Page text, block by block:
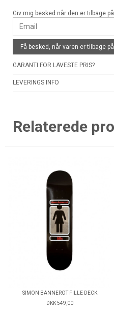
Giv mig besked når den er tilbage
Få besked, når varen er tilbage
GARANTI FOR LAVESTE PRIS?
LEVERINGS INFO
Relaterede
SIMON BANNEROT FILLE DECK
DKK 549,00